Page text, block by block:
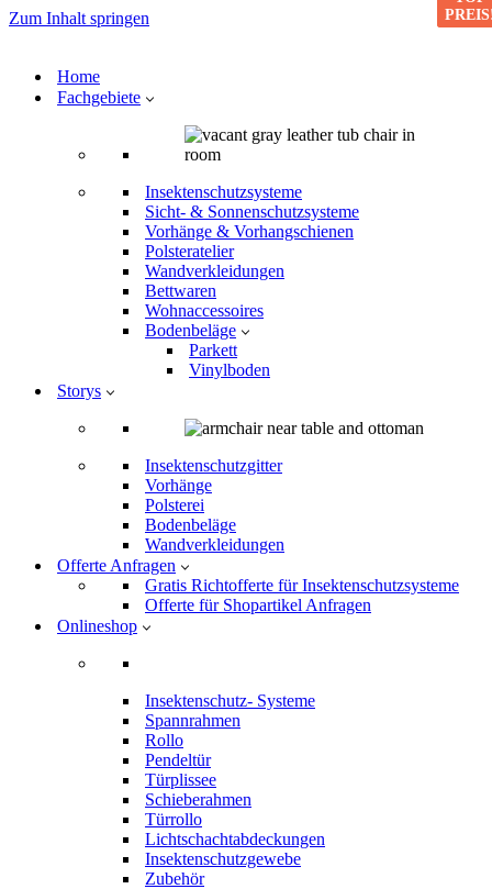
Zum Inhalt springen
Home
Fachgebiete
Insektenschutzsysteme
Sicht- & Sonnenschutzsysteme
Vorhänge & Vorhangschienen
Polsteratelier
Wandverkleidungen
Bettwaren
Wohnaccessoires
Bodenbeläge
Parkett
Vinylboden
Storys
Insektenschutzgitter
Vorhänge
Polsterei
Bodenbeläge
Wandverkleidungen
Offerte Anfragen
Gratis Richtofferte für Insektenschutzsysteme
Offerte für Shopartikel Anfragen
Onlineshop
Insektenschutz- Systeme
Spannrahmen
Rollo
Pendeltür
Türplissee
Schieberahmen
Türrollo
Lichtschachtabdeckungen
Insektenschutzgewebe
Zubehör